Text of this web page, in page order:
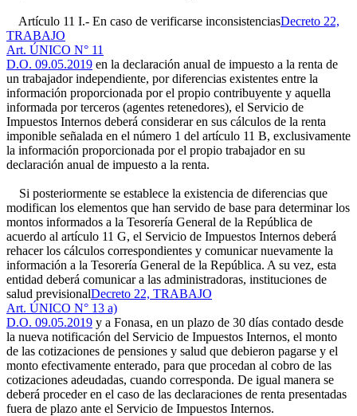
Artículo 11 I.- En caso de verificarse inconsistenciasDecreto 22,
TRABAJO
Art. ÚNICO N° 11
D.O. 09.05.2019 en la declaración anual de impuesto a la renta de
un trabajador independiente, por diferencias existentes entre la
información proporcionada por el propio contribuyente y aquella
informada por terceros (agentes retenedores), el Servicio de
Impuestos Internos deberá considerar en sus cálculos de la renta
imponible señalada en el número 1 del artículo 11 B, exclusivamente
la información proporcionada por el propio trabajador en su
declaración anual de impuesto a la renta.
Si posteriormente se establece la existencia de diferencias que
modifican los elementos que han servido de base para determinar los
montos informados a la Tesorería General de la República de
acuerdo al artículo 11 G, el Servicio de Impuestos Internos deberá
rehacer los cálculos correspondientes y comunicar nuevamente la
información a la Tesorería General de la República. A su vez, esta
entidad deberá comunicar a las administradoras, instituciones de
salud previsionalDecreto 22, TRABAJO
Art. ÚNICO N° 13 a)
D.O. 09.05.2019 y a Fonasa, en un plazo de 30 días contado desde
la nueva notificación del Servicio de Impuestos Internos, el monto
de las cotizaciones de pensiones y salud que debieron pagarse y el
monto efectivamente enterado, para que procedan al cobro de las
cotizaciones adeudadas, cuando corresponda. De igual manera se
deberá proceder en el caso de las declaraciones de renta presentadas
fuera de plazo ante el Servicio de Impuestos Internos.